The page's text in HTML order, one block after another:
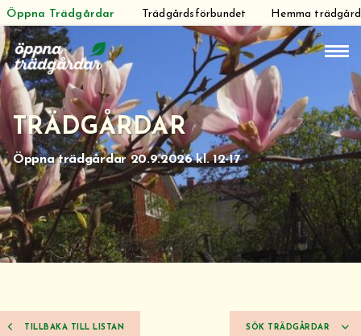
Hoppa
till
innehåll
Öppna Trädgårdar Trädgårdsförbundet Hemma trädgård
TRÄDGÅRDAR
Öppna trädgårdar 20.9.2026 kl. 12-17
TILLBAKA TILL LISTAN SÖK TRÄDGÅRDAR